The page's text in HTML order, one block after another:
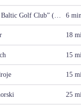
6 min
18
15
15
25